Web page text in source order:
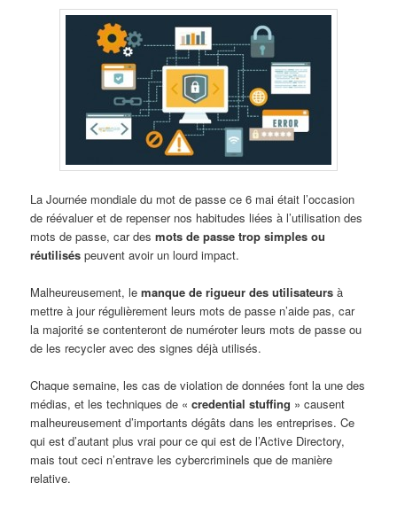
La Journée mondiale du mot de passe ce 6 mai était l’occasion
de réévaluer et de repenser nos habitudes liées à l’utilisation des
mots de passe, car desmots de passe trop simples ou
réutilisés peuvent avoir un lourd impact.
Malheureusement, lemanque de rigueur des utilisateurs à
mettre à jour régulièrement leurs mots de passe n’aide pas, car
la majorité se contenteront de numéroter leurs mots de passe ou
de les recycler avec des signes déjà utilisés.
Chaque semaine, les cas de violation de données font la une des
médias, et les techniques de «credential stuffing » causent
malheureusement d’importants dégâts dans les entreprises. Ce
qui est d’autant plus vrai pour ce qui est de l’Active Directory,
mais tout ceci n’entrave les cybercriminels que de manière
relative.